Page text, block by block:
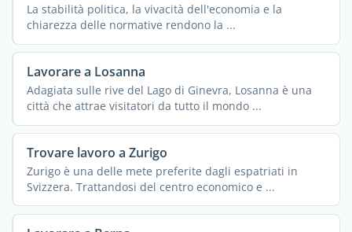
La stabilità politica, la vivacità dell'economia e la
chiarezza delle normative rendono la ...
Lavorare a Losanna
Adagiata sulle rive del Lago di Ginevra, Losanna è una
città che attrae visitatori da tutto il mondo ...
Trovare lavoro a Zurigo
Zurigo è una delle mete preferite dagli espatriati in
Svizzera. Trattandosi del centro economico e ...